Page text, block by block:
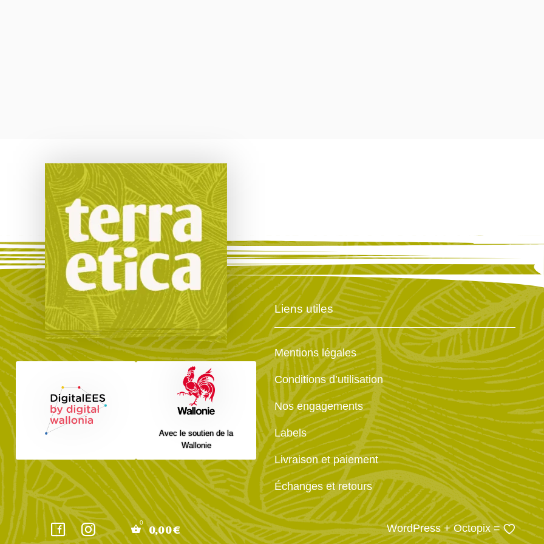
Avec le soutien de la
Wallonie
Liens utiles
Mentions légales
Conditions d’utilisation
Nos engagements
Labels
Livraison et paiement
Échanges et retours
0,00€ WordPress+Octopix=